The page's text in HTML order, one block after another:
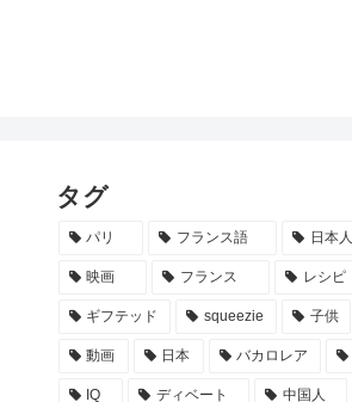
タグ
パリ フランス語 日本人
映画 フランス レシピ
ギフテッド squeezie 子供
動画 日本 バカロレア
IQ ディベート 中国人